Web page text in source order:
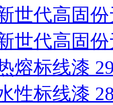
世代高固
世代高固
熔标线漆
性标线漆